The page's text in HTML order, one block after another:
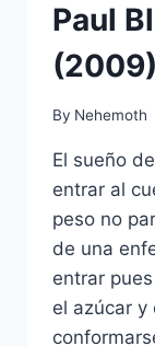
Paul
(2009)
By Nehemoth
El sueño
entrar al
peso no
de una
entrar
el azúcar y